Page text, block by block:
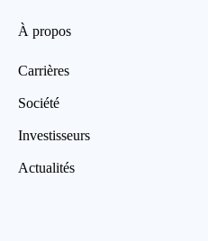
À propos
Carrières
Société
Investisseurs
Actualités